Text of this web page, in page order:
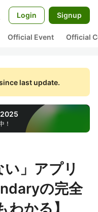
Login Signup
Official Event Official
last update.
！
」アプリ
の完全
かる】